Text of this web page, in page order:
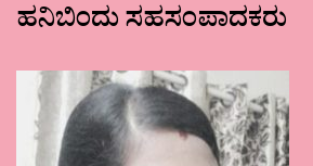
ಹನಿಬಿಂದು ಸಹಸಂಪಾದಕರು